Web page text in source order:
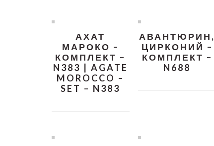
АХАТ
МАРОКО –
КОМПЛЕКТ –
N383 | AGATE
MOROCCO –
SET – N383
АВАНТЮРИН,
ЦИРКОНИЙ –
КОМПЛЕКТ –
N688